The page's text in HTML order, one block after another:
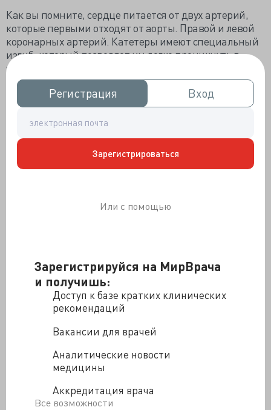
Зарегистрируйся на МирВрача
и получишь:
Доступ к базе кратких клинических
рекомендаций
Вакансии для врачей
Аналитические новости
медицины
Аккредитация врача
Все возможности
Регистрация
Регистрация Вход
Вход
Зарегистрироваться
Или с помощью
Как вы помните, сердце питается от двух артерий,
которые первыми отходят от аорты. Правой и левой
коронарных артерий. Катетеры имеют специальный
изгиб, который позволяет им легко проникнуть в
устье коронарной артерии. Для каждой артерии свой
изгиб.
артерии, и по ним вводится рентгеноконтрастное
Обычно он выглядит как песочные часы.
Инфаркт выглядит как "пенек" на месте ветвящейся
артерии.
Сначала рентгенохирурги подводили к бляшке
катетер с баллончиком на конце. Баллончик
раздувался, сужение просвета расширялось. Назвали
операцию баллонной ангиопластикой.